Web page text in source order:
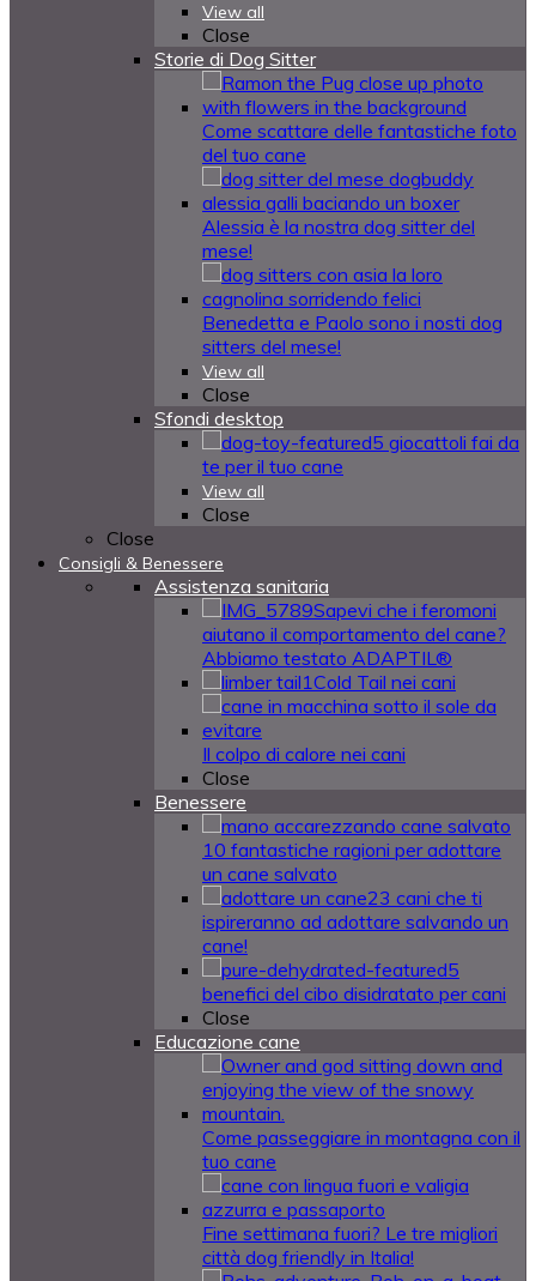
View all
Close
Storie di Dog Sitter
Come scattare delle fantastiche foto
del tuo cane
Alessia è la nostra dog sitter del
mese!
Benedetta e Paolo sono i nosti dog
sitters del mese!
View all
Close
Sfondi desktop
5 giocattoli fai da
te per il tuo cane
View all
Close
Close
Consigli & Benessere
Assistenza sanitaria
Sapevi che i feromoni
aiutano il comportamento del cane?
Abbiamo testato ADAPTIL®
Cold Tail nei cani
Il colpo di calore nei cani
Close
Benessere
10 fantastiche ragioni per adottare
un cane salvato
23 cani che ti
ispireranno ad adottare salvando un
cane!
5
benefici del cibo disidratato per cani
Close
Educazione cane
Come passeggiare in montagna con il
tuo cane
Fine settimana fuori? Le tre migliori
città dog friendly in Italia!